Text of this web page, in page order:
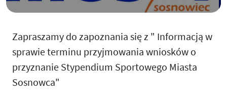
Zapraszamy do zapoznania się z " Informacją w
sprawie terminu przyjmowania wniosków o
przyznanie Stypendium Sportowego Miasta
Sosnowca"